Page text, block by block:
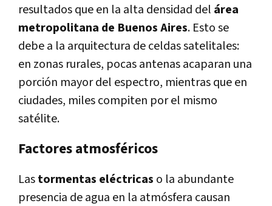
resultados que en la alta densidad del área
metropolitana de Buenos Aires. Esto se
debe a la arquitectura de celdas satelitales:
en zonas rurales, pocas antenas acaparan una
porción mayor del espectro, mientras que en
ciudades, miles compiten por el mismo
satélite.
Factores atmosféricos
Lastormentas eléctricas o la abundante
presencia de agua en la atmósfera causan